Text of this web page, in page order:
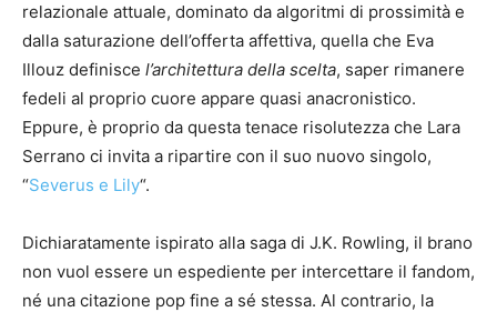
relazionale attuale, dominato da algoritmi di prossimità e
dalla saturazione dell’offerta affettiva, quella che Eva
Illouz definisce l’architettura della scelta, saper rimanere
fedeli al proprio cuore appare quasi anacronistico.
Eppure, è proprio da questa tenace risolutezza che Lara
Serrano ci invita a ripartire con il suo nuovo singolo,
“Severus e Lily“.
Dichiaratamente ispirato alla saga di J.K. Rowling, il brano
non vuol essere un espediente per intercettare il fandom,
né una citazione pop fine a sé stessa. Al contrario, la